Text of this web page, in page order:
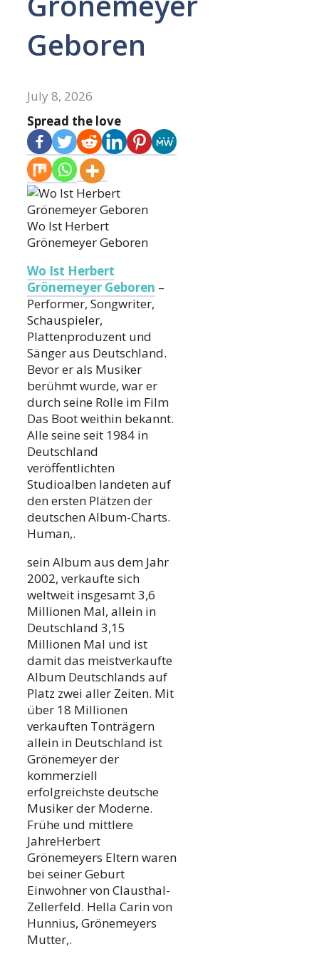
Geboren
July 8, 2026
Spread the love
Wo Ist Herbert
Grönemeyer Geboren
Wo Ist Herbert
Grönemeyer Geboren –
Performer, Songwriter,
Schauspieler,
Plattenproduzent und
Sänger aus Deutschland.
Bevor er als Musiker
berühmt wurde, war er
durch seine Rolle im Film
Das Boot weithin bekannt.
Alle seine seit 1984 in
Deutschland
veröffentlichten
Studioalben landeten auf
den ersten Plätzen der
deutschen Album-Charts.
Human,.
sein Album aus dem Jahr
2002, verkaufte sich
weltweit insgesamt 3,6
Millionen Mal, allein in
Deutschland 3,15
Millionen Mal und ist
damit das meistverkaufte
Album Deutschlands auf
Platz zwei aller Zeiten. Mit
über 18 Millionen
verkauften Tonträgern
allein in Deutschland ist
Grönemeyer der
kommerziell
erfolgreichste deutsche
Musiker der Moderne.
Frühe und mittlere
JahreHerbert
Grönemeyers Eltern waren
bei seiner Geburt
Einwohner von Clausthal-
Zellerfeld. Hella Carin von
Hunnius, Grönemeyers
Mutter,.